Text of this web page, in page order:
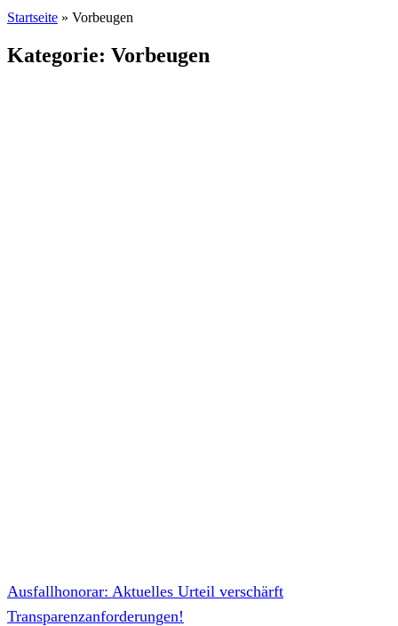
Startseite » Vorbeugen
Kategorie: Vorbeugen
Ausfallhonorar: Aktuelles Urteil verschärft
Transparenzanforderungen!